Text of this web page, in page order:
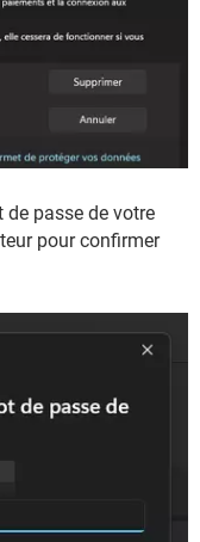
passe de votre
pour confirmer